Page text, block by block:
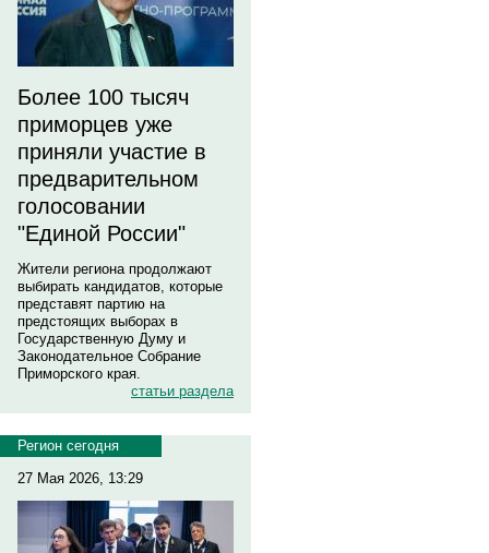
Более 100 тысяч
приморцев уже
приняли участие в
предварительном
голосовании
"Единой России"
Жители региона продолжают
выбирать кандидатов, которые
представят партию на
предстоящих выборах в
Государственную Думу и
Законодательное Собрание
Приморского края.
статьи раздела
Регион сегодня
27 Мая 2026, 13:29